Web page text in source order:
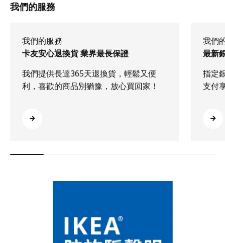
我們的服務
我們的服務
卡友安心退換貨 業界最長保證
我們提供長達365天退換貨，輕鬆又便
利，喜歡的商品別猶豫，放心買回家！
我們
最新
指定
支付